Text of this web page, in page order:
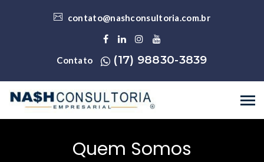
contato@nashconsultoria.com.br
Contato (17) 98830-3839
Quem Somos